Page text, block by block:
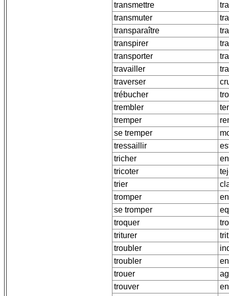
transmettre
transmuter
transparaître
transpirer
transporter
travailler
traverser
trébucher
trembler
tremper
se tremper
tressaillir
tricher
tricoter
trier
tromper
se tromper
troquer
triturer
troubler
troubler
trouer
trouver